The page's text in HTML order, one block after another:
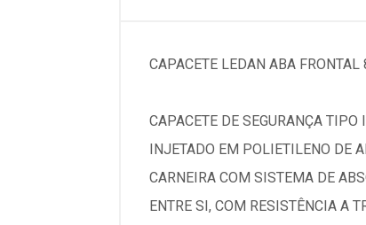
CAPACETE LEDAN ABA
CAPACETE DE SEGURANÇA
INJETADO EM POLIETILENO DE
CARNEIRA COM SISTEMA DE
ENTRE SI, COM RESISTÊNCIA A